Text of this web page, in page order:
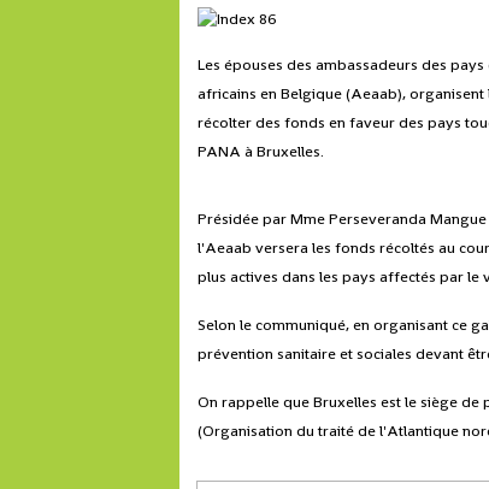
Les épouses des ambassadeurs des
africains en Belgique (Aeaab),
récolter des fonds en faveur des pays
PANA à Bruxelles.
Présidée par Mme Perseveranda
l'Aeaab versera les fonds récoltés au
plus actives dans les pays affectés par le
Selon le communiqué, en organisant ce
prévention sanitaire et sociales devant
On rappelle que Bruxelles est le siège de
(Organisation du traité de l'Atlantique